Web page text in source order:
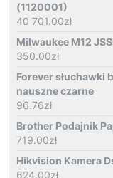
(1120001)
40 701.00zł
Milwaukee M12
350.00zł
Forever słuchawki
nauszne czarne
96.76zł
Brother Podajnik
719.00zł
Hikvision Kamera
624.00zł